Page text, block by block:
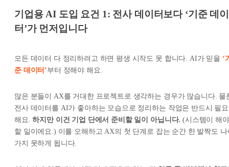
기업용 AI 도입 요건 1: 전사 데이터보다 ‘기준 데이
터’가 먼저입니다
모든 데이터 다 정리하려고 하면 평생 시작도 못 합니다. AI가 믿을 ‘
준 데이터’부터 정해야 해요.
많은 분들이 AX를 거대한 프로젝트로 생각하는 경우가 많습니다. 물
전사 데이터를 AI가 좋아하는 모습으로 정리하는 작업은 반드시 필요
해요.하지만 이건 기업 단에서 준비할 일이 아닙니다.(시스템이 해야
할 일이에요.) 이를 오해하고 AX의 첫 단계로 잡는 순간 한 발짝도 나
가지 못하게 됩니다.